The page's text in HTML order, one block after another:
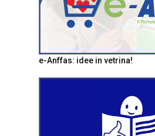
e-Anffas: idee in vetrina!